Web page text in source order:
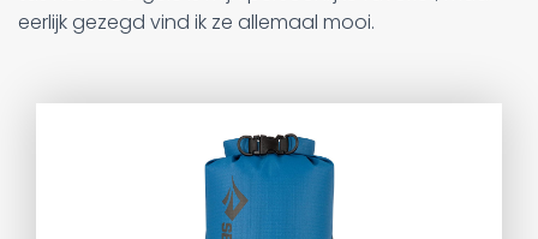
eerlijk gezegd vind ik ze allemaal mooi.